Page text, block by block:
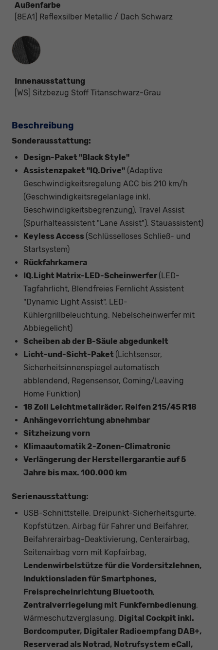
Außenfarbe
[8EA1] Reflexsilber Metallic / Dach Schwarz
Innenausstattung
Innenausstattung
[WS] Sitzbezug Stoff Titanschwarz-Grau
Beschreibung
Sonderausstattung:
Design-Paket "Black Style"
Assistenzpaket "IQ.Drive" (Adaptive
Geschwindigkeitsregelung ACC bis 210 km/h
(Geschwindigkeitsregelanlage inkl.
Geschwindigkeitsbegrenzung), Travel Assist
(Spurhalteassistent "Lane Assist"), Stauassistent)
Keyless Access (Schlüsselloses Schließ- und
Startsystem)
Rückfahrkamera
IQ.Light Matrix-LED-Scheinwerfer (LED-
Tagfahrlicht, Blendfreies Fernlicht Assistent
"Dynamic Light Assist", LED-
Kühlergrillbeleuchtung, Nebelscheinwerfer mit
Abbiegelicht)
Scheiben ab der B-Säule abgedunkelt
Licht-und-Sicht-Paket (Lichtsensor,
Sicherheitsinnenspiegel automatisch
abblendend, Regensensor, Coming/Leaving
Home Funktion)
18 Zoll Leichtmetallräder, Reifen 215/45 R18
Anhängevorrichtung abnehmbar
Sitzheizung vorn
Klimaautomatik 2-Zonen-Climatronic
Verlängerung der Herstellergarantie auf 5
Jahre bis max. 100.000 km
Serienausstattung:
USB-Schnittstelle, Dreipunkt-Sicherheitsgurte,
Kopfstützen, Airbag für Fahrer und Beifahrer,
Beifahrerairbag-Deaktivierung, Centerairbag,
Seitenairbag vorn mit Kopfairbag,
Lendenwirbelstütze für die Vordersitzlehnen,
Induktionsladen für Smartphones,
Freisprecheinrichtung Bluetooth,
Zentralverriegelung mit Funkfernbedienung,
Wärmeschutzverglasung, Digital Cockpit inkl.
Bordcomputer, Digitaler Radioempfang DAB+,
Reserverad als Notrad, Notrufsystem eCall,